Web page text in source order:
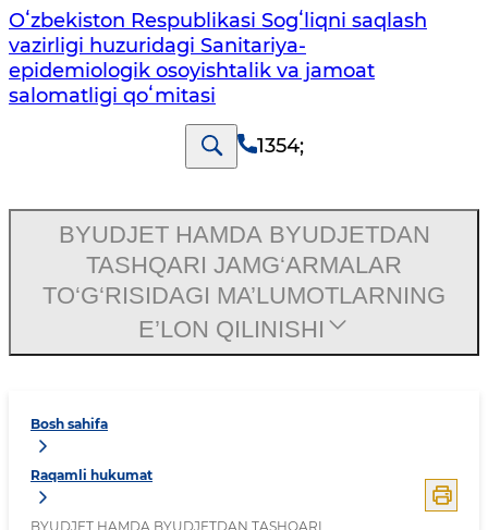
Oʻzbekiston Respublikasi Sogʻliqni saqlash
vazirligi huzuridagi Sanitariya-
epidemiologik osoyishtalik va jamoat
salomatligi qoʻmitasi
1354;
Bosh sahifa
Raqamli hukumat
BYUDJET HAMDA BYUDJETDAN TASHQARI
BYUDJET HAMDA BYUDJETDAN
TASHQARI JAMG‘ARMALAR
TO‘G‘RISIDAGI MA’LUMOTLARNING
E’LON QILINISHI